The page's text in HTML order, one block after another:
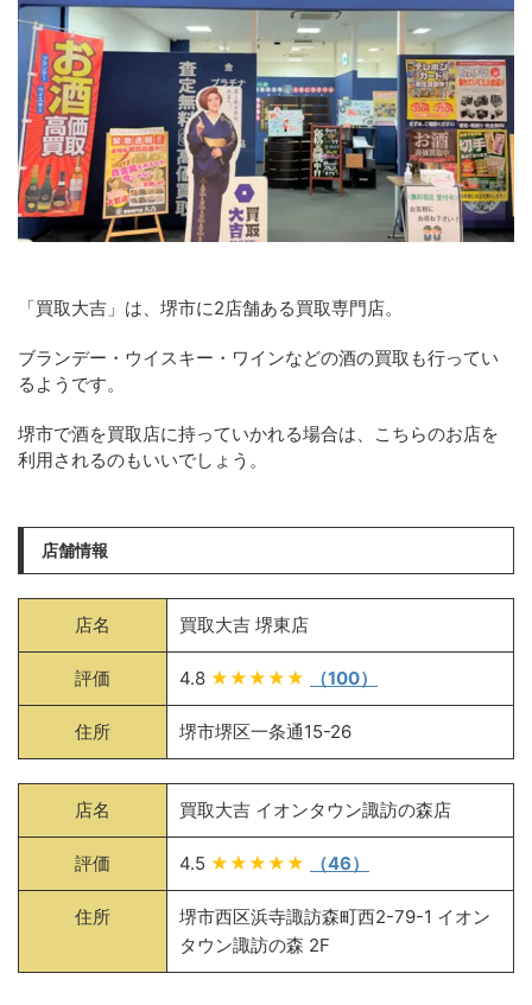
「買取大吉」は、堺市に2店舗ある買取専門店。
ブランデー・ウイスキー・ワインなどの酒の買取も行ってい
るようです。
堺市で酒を買取店に持っていかれる場合は、こちらのお店を
利用されるのもいいでしょう。
店舗情報
店名 買取大吉 堺東店
評価 4.8 ★★★★★ （100）
住所 堺市堺区一条通15-26
店名 買取大吉 イオンタウン諏訪の森店
評価 4.5 ★★★★★ （46）
住所
堺市西区浜寺諏訪森町西2-79-1 イオン
タウン諏訪の森 2F